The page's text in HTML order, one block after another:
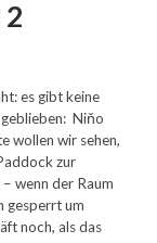
2
es gibt keine
Niňo
wollen wir sehen,
zur
wenn der Raum
gesperrt um
noch, als das